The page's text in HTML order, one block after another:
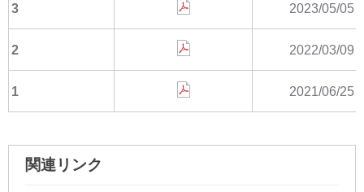
3 2023/05/05
2 2022/03/09
1 2021/06/25
関連リンク